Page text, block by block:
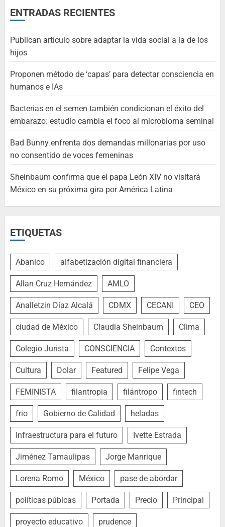
ENTRADAS RECIENTES
Publican artículo sobre adaptar la vida social a la de los
hijos
Proponen método de ‘capas’ para detectar consciencia en
humanos e IAs
Bacterias en el semen también condicionan el éxito del
embarazo: estudio cambia el foco al microbioma seminal
Bad Bunny enfrenta dos demandas millonarias por uso
no consentido de voces femeninas
Sheinbaum confirma que el papa León XIV no visitará
México en su próxima gira por América Latina
ETIQUETAS
Abanico alfabetización digital financiera
Allan Cruz Hernández AMLO
Analletzin Díaz Alcalá CDMX CECANI CEO
ciudad de México Claudia Sheinbaum Clima
Colegio Jurista CONSCIENCIA Contextos
Cultura Dolar Featured Felipe Vega
FEMINISTA filantropia filántropo fintech
frio Gobierno de Calidad heladas
Infraestructura para el futuro Ivette Estrada
Jiménez Tamaulipas Jorge Manrique
Lorena Romo México pase de abordar
políticas púbicas Portada Precio Principal
proyecto educativo prudence